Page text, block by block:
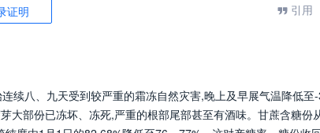
证明 引用
续八、九天受到较严重的霜冻自然灾害,晚上及早展气温降低
大部份已冻坏、冻死,严重的根部尾部甚至有酒味。甘蔗含糖份